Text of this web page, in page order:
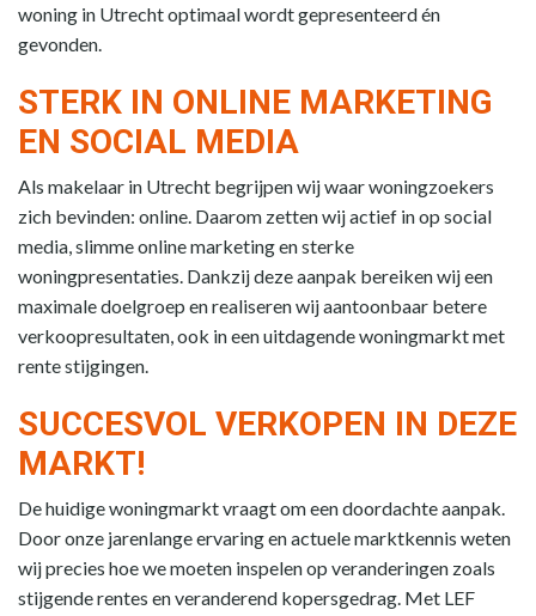
woning in Utrecht optimaal wordt gepresenteerd én
gevonden.
STERK IN ONLINE MARKETING
EN SOCIAL MEDIA
Als makelaar in Utrecht begrijpen wij waar woningzoekers
zich bevinden: online. Daarom zetten wij actief in op social
media, slimme online marketing en sterke
woningpresentaties. Dankzij deze aanpak bereiken wij een
maximale doelgroep en realiseren wij aantoonbaar betere
verkoopresultaten, ook in een uitdagende woningmarkt met
rente stijgingen.
SUCCESVOL VERKOPEN IN DEZE
MARKT!
De huidige woningmarkt vraagt om een doordachte aanpak.
Door onze jarenlange ervaring en actuele marktkennis weten
wij precies hoe we moeten inspelen op veranderingen zoals
stijgende rentes en veranderend kopersgedrag. Met LEF